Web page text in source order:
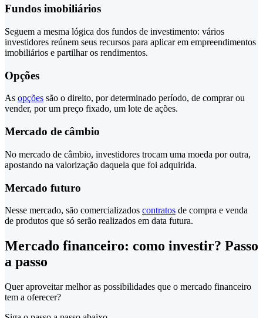
Fundos imobiliários
Seguem a mesma lógica dos fundos de investimento: vários
investidores reúnem seus recursos para aplicar em empreendimentos
imobiliários e partilhar os rendimentos.
Opções
As opções são o direito, por determinado período, de comprar ou
vender, por um preço fixado, um lote de ações.
Mercado de câmbio
No mercado de câmbio, investidores trocam uma moeda por outra,
apostando na valorização daquela que foi adquirida.
Mercado futuro
Nesse mercado, são comercializados contratos de compra e venda
de produtos que só serão realizados em data futura.
Mercado financeiro: como investir? Passo
a passo
Quer aproveitar melhor as possibilidades que o mercado financeiro
tem a oferecer?